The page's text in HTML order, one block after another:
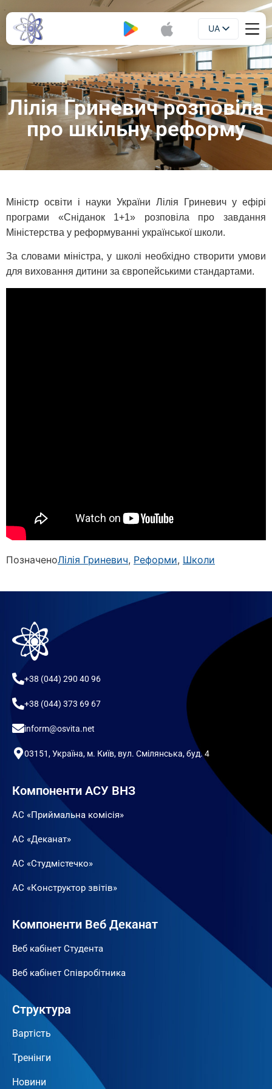
UA
EN
Лілія Гриневич розповіла
про шкільну реформу
Міністр освіти і науки України Лілія Гриневич у ефірі
програми «Сніданок 1+1» розповіла про завдання
Міністерства у реформуванні української школи.
За словами міністра, у школі необхідно створити умови
для виховання дитини за європейськими стандартами.
ПозначеноЛілія Гриневич, Реформи, Школи
+38 (044) 290 40 96
+38 (044) 373 69 67
inform@osvita.net
03151, Україна, м. Київ, вул. Смілянська, буд. 4
Компоненти АСУ ВНЗ
АС «Приймальна комісія»
АС «Деканат»
АС «Студмістечко»
АС «Конструктор звітів»
Компоненти Веб Деканат
Веб кабінет Студента
Веб кабінет Співробітника
Структура
Вартість
Тренінги
Новини